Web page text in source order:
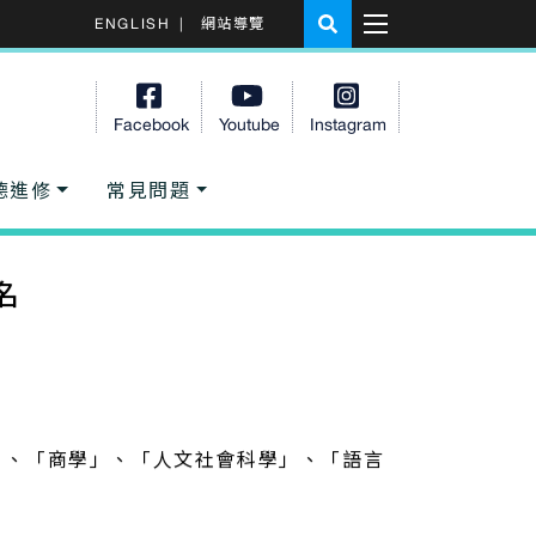
ENGLISH 網站導覽
Facebook Youtube Instagram
進修 常見問題
「商學」、「人文社會科學」、「語言